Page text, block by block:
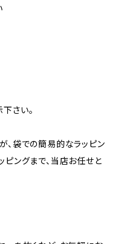
さい。
、袋での簡易的なラッピン
ピングまで、当店お任せと